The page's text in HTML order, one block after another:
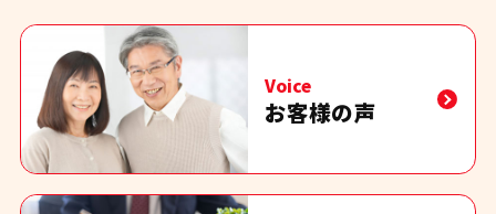
Voice
お客様の声